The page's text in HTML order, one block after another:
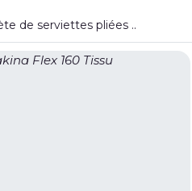
de serviettes pliées ..